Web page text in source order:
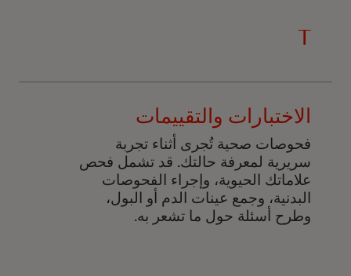
T
الاختبارات والتقييمات
فحوصات صحية تُجرى أثناء تجربة
سريرية لمعرفة حالتك. قد تشمل فحص
علاماتك الحيوية، وإجراء الفحوصات
البدنية، وجمع عينات الدم أو البول،
وطرح أسئلة حول ما تشعر به.